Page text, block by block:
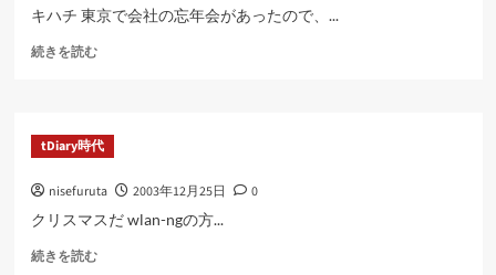
む
キハチ 東京で会社の忘年会があったので、...
続きを読むに
さ
ら
読
む
tDiary時代
nisefuruta 2003年12月25日
0
クリスマスだ wlan-ngの方...
続きを読むに